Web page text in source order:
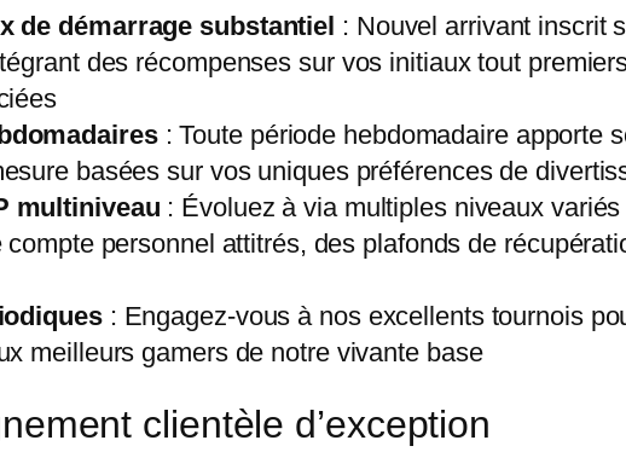
de démarrage substantiel : Nouvel arrivant inscrit
des récompenses sur vos initiaux tout
: Toute période hebdomadaire apporte
basées sur vos uniques préférences de
multiniveau : Évoluez à via multiples niveaux
personnel attitrés, des plafonds de
: Engagez-vous à nos excellents tournois
meilleurs gamers de notre vivante base
clientèle d’exception